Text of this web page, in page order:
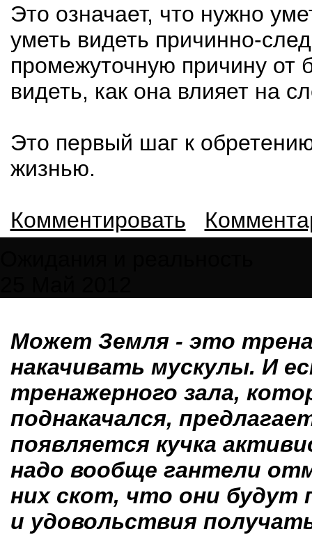
Это означает, что нужно
уметь видеть причинно-
промежуточную причину от
видеть, как она влияет на
Это первый шаг к
жизнью.
Комментировать
Может Земля - это
накачивать мускулы. И
тренажерного зала,
поднакачался,
появляется кучка
надо вообще гантели
них скот, что они
и удовольствия